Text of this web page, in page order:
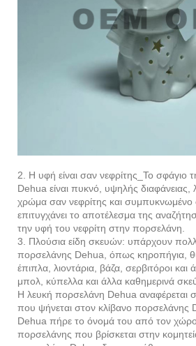
2. Η υφή είναι σαν νεφρίτης_Το σφάγιο
Dehua είναι πυκνό, υψηλής διαφάνειας,
χρώμα σαν νεφρίτης και συμπυκνωμένο
επιτυγχάνει το αποτέλεσμα της
την υφή του νεφρίτη στην πορσελάνη.
3. Πλούσια είδη σκευών: υπάρχουν
πορσελάνης Dehua, όπως κηροπήγια,
έπιπλα, λιοντάρια, βάζα, σερβιτόροι και
μπολ, κύπελλα και άλλα καθημερινά
Η λευκή πορσελάνη Dehua αναφέρεται
που ψήνεται στον κλίβανο πορσελάνης
Dehua πήρε το όνομά του από τον χώρο
πορσελάνης που βρίσκεται στην